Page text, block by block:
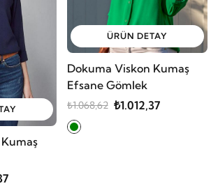
ÜRÜN DETAY
Dokuma Viskon Kumaş
Efsane Gömlek
₺1.068,62 ₺1.012,37